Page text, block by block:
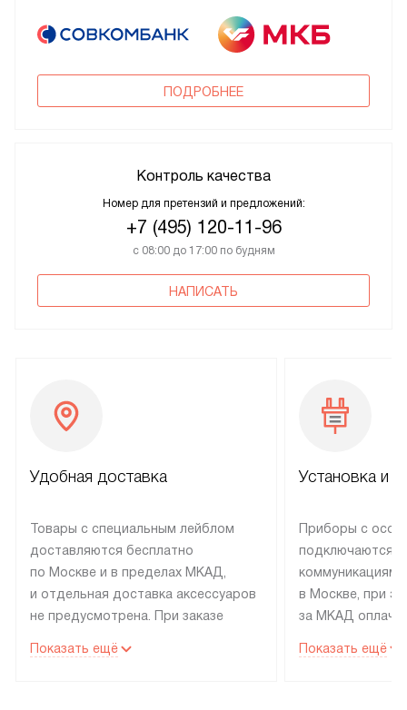
ПОДРОБНЕЕ
Контроль качества
Номер для претензий и предложений:
+7 (495) 120-11-96
с 08:00 до 17:00 по будням
НАПИСАТЬ
Удобная доставка
Товары с специальным лейблом
доставляются бесплатно
по Москве и в пределах МКАД,
и отдельная доставка аксессуаров
не предусмотрена. При заказе
рекомендуем обсудить
Показать ещё
Установка и
Приборы с
подключаются к
коммуникациям
в Москве, при
за МКАД
партнера
Показать ещё